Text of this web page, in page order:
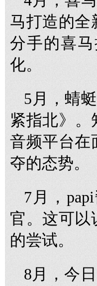
马打造的全
分手的喜
化。
5月，蜻
紧指北》
音频平台在
夺的态势。
7月，
官。这可以
的尝试。
8月，今